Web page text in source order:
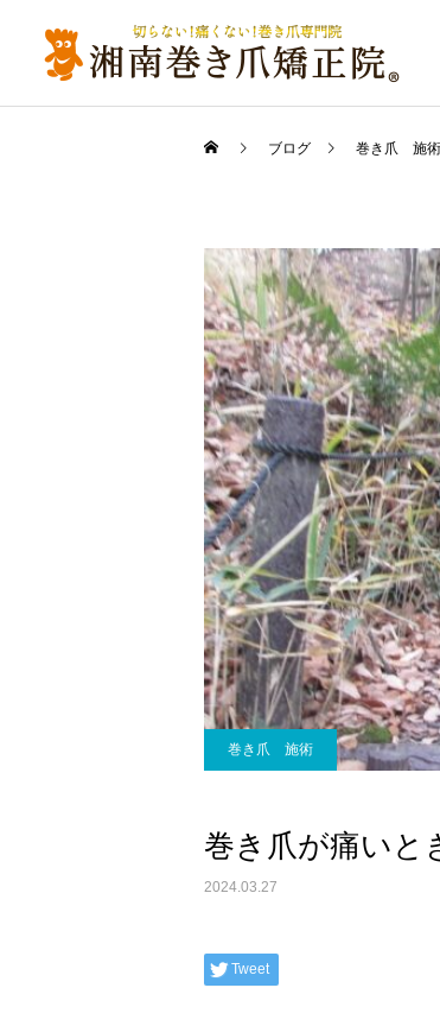
ブログ 巻き爪 施術
巻き爪 施術
巻き爪が痛いと
2024.03.27
Tweet